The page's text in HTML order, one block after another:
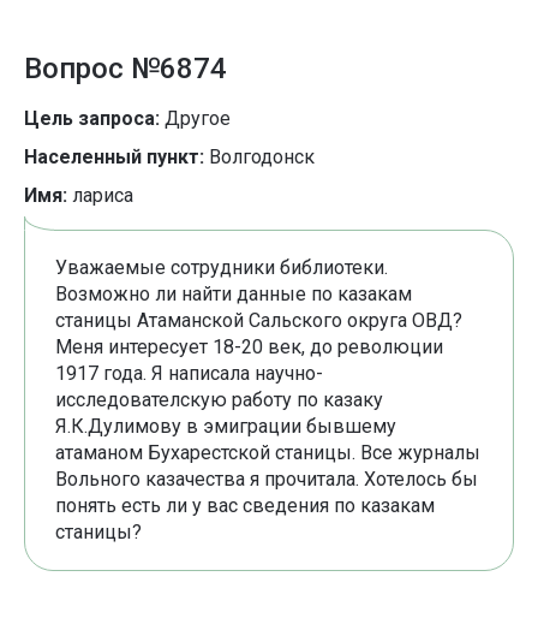
Вопрос №6874
Цель запроса: Другое
Населенный пункт: Волгодонск
Имя: лариса
Уважаемые сотрудники библиотеки.
Возможно ли найти данные по казакам
станицы Атаманской Сальского округа ОВД?
Меня интересует 18-20 век, до революции
1917 года. Я написала научно-
исследователскую работу по казаку
Я.К.Дулимову в эмиграции бывшему
атаманом Бухарестской станицы. Все журналы
Вольного казачества я прочитала. Хотелось бы
понять есть ли у вас сведения по казакам
станицы?